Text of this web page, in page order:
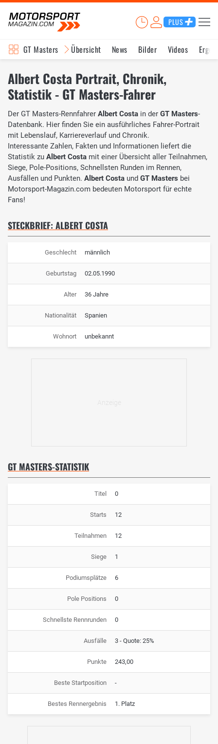
PLUS
GT Masters Übersicht News Bilder Videos
Albert Costa Portrait, Chronik,
Statistik - GT Masters-Fahrer
Der GT Masters-Rennfahrer Albert Costa in der GT Masters-
Datenbank. Hier finden Sie ein ausführliches Fahrer-Portrait
mit Lebenslauf, Karriereverlauf und Chronik.
Interessante Zahlen, Fakten und Informationen liefert die
Statistik zu Albert Costa mit einer Übersicht aller Teilnahmen,
Siege, Pole-Positions, Schnellsten Runden im Rennen,
Ausfällen und Punkten. Albert Costa und GT Masters bei
Motorsport-Magazin.com bedeuten Motorsport für echte
Fans!
STECKBRIEF: ALBERT COSTA
Geschlecht männlich
Geburtstag 02.05.1990
Alter 36 Jahre
Nationalität Spanien
Wohnort unbekannt
GT MASTERS-STATISTIK
Titel 0
Starts 12
Teilnahmen 12
Siege 1
Podiumsplätze 6
Pole Positions 0
Schnellste Rennrunden 0
Ausfälle 3 - Quote: 25%
Punkte 243,00
Beste Startposition -
Bestes Rennergebnis 1. Platz